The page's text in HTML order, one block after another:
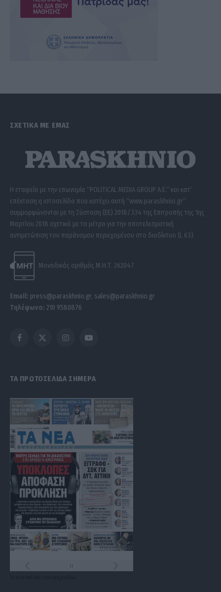
ΣΧΕΤΙΚΑ ΜΕ ΕΜΑΣ
Η εταιρεία με την επωνυμία “POLITICAL MEDIA GROUP A.E.” και κατ’
επέκταση η ιστοσελίδα που κατέχει αυτή “www.paraskhnio.gr”
συμμορφώνονται με τη Σύσταση (ΕΕ) 2018/334 της Επιτροπής της 1ης
Μαρτίου 2018 σχετικά με τα μέτρα για την αποτελεσματική
αντιμετώπιση του παράνομου περιεχομένου στο διαδίκτυο (L 63).
Μοναδικός αριθμός Μ.Η.Τ. 262047
Email: press@paraskhnio.gr, sales@paraskhnio.gr
Τηλέφωνο: 210 9580876
Facebook
X
InstagramYouTube
ΤΑ ΠΡΩΤΟΣΕΛΙΔΑ ΣΗΜΕΡΑ